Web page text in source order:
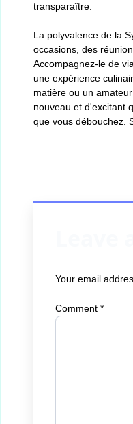
transparaître.
La polyvalence de la
occasions, des
Accompagnez-le de
une expérience
matière ou un
nouveau et d'excitant
que vous débouchez.
Your email
Comment *